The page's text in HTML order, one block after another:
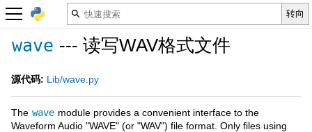
wave --- 读写WAV格式文件
源代码: Lib/wave.py
The wave module provides a convenient interface to the
Waveform Audio "WAVE" (or "WAV") file format. Only files using